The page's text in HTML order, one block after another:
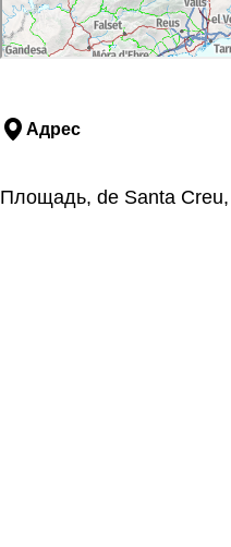
Адрес
Площадь, de Santa